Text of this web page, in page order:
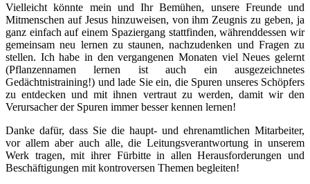
Vielleicht könnte mein und Ihr Bemühen, unsere Freunde und
Mitmenschen auf Jesus hinzuweisen, von ihm Zeugnis zu geben, ja
ganz einfach auf einem Spaziergang stattfinden, währenddessen wir
gemeinsam neu lernen zu staunen, nachzudenken und Fragen zu
stellen. Ich habe in den vergangenen Monaten viel Neues gelernt
(Pflanzennamen lernen ist auch ein ausgezeichnetes
Gedächtnistraining!) und lade Sie ein, die Spuren unseres Schöpfers
zu entdecken und mit ihnen vertraut zu werden, damit wir den
Verursacher der Spuren immer besser kennen lernen!
Danke dafür, dass Sie die haupt- und ehrenamtlichen Mitarbeiter,
vor allem aber auch alle, die Leitungsverantwortung in unserem
Werk tragen, mit ihrer Fürbitte in allen Herausforderungen und
Beschäftigungen mit kontroversen Themen begleiten!